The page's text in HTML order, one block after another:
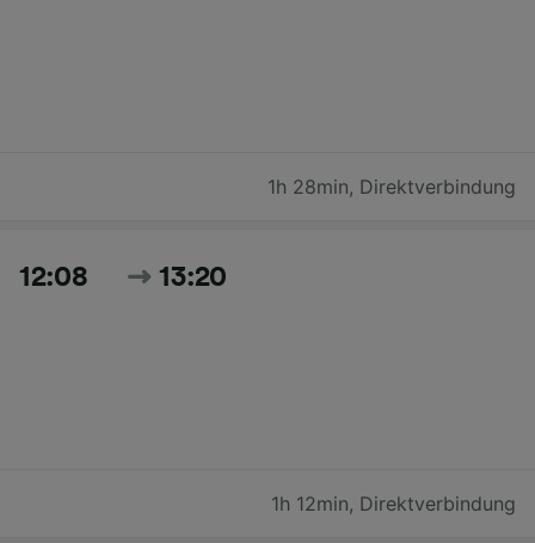
1h 28min, Direktverbindung
12:08 13:20
1h 12min, Direktverbindung